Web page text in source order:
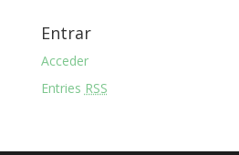
Entrar
Acceder
Entries RSS